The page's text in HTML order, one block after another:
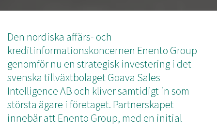
Den nordiska affärs- och
kreditinformationskoncernen Enento Group
genomför nu en strategisk investering i det
svenska tillväxtbolaget Goava Sales
Intelligence AB och kliver samtidigt in som
största ägare i företaget. Partnerskapet
innebär att Enento Group, med en initial